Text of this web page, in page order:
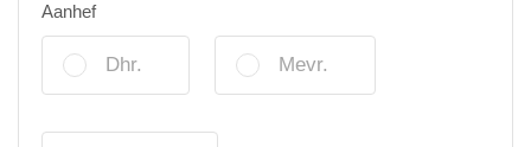
Aanhef
Dhr. Mevr.